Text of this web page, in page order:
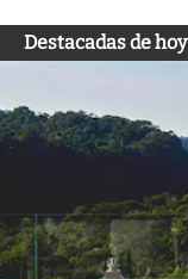
Destacadas de hoy